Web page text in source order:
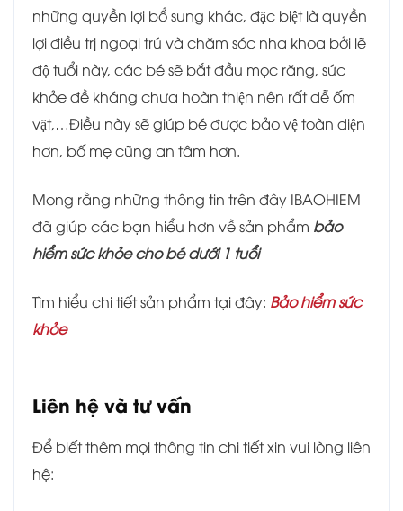
những quyền lợi bổ sung khác, đặc biệt là quyền
lợi điều trị ngoại trú và chăm sóc nha khoa bởi lẽ
độ tuổi này, các bé sẽ bắt đầu mọc răng, sức
khỏe đề kháng chưa hoàn thiện nên rất dễ ốm
vặt,…Điều này sẽ giúp bé được bảo vệ toàn diện
hơn, bố mẹ cũng an tâm hơn.
Mong rằng những thông tin trên đây IBAOHIEM
đã giúp các bạn hiểu hơn về sản phẩm bảo
hiểm sức khỏe cho bé dưới 1 tuổi
Tìm hiểu chi tiết sản phẩm tại đây: Bảo hiểm sức
khỏe
Liên hệ và tư vấn
Để biết thêm mọi thông tin chi tiết xin vui lòng liên
hệ: